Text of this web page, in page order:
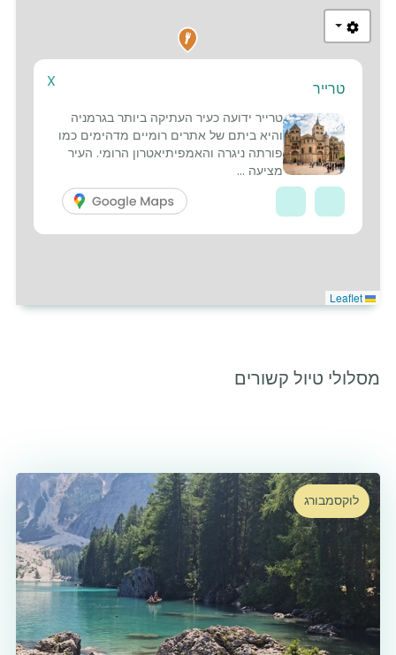
Leaflet
X טרייר
טרייר ידועה כעיר העתיקה ביותר בגרמניה
והיא ביתם של אתרים רומיים מדהימים כמו
פורתה ניגרה והאמפיתיאטרון הרומי. העיר
מציעה ...
מסלולי טיול קשורים
לוקסמבורג